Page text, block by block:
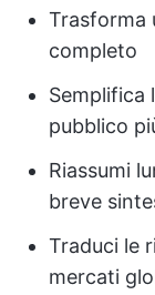
Trasforma
completo
Semplifica
pubblico
Riassumi
breve
Traduci le
mercati